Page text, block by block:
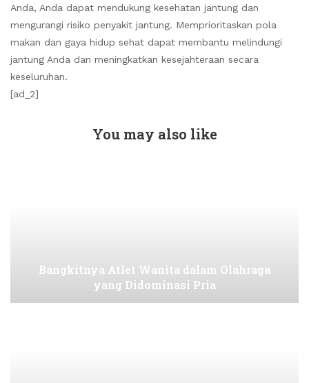
Anda, Anda dapat mendukung kesehatan jantung dan
mengurangi risiko penyakit jantung. Memprioritaskan pola
makan dan gaya hidup sehat dapat membantu melindungi
jantung Anda dan meningkatkan kesejahteraan secara
keseluruhan.
[ad_2]
You may also like
Bangkitnya Atlet Wanita dalam Olahraga
yang Didominasi Pria